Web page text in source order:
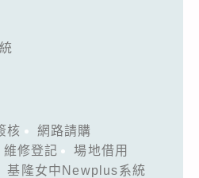
核
網路請購
維修登記
場地借用
基隆女中Newplus系統